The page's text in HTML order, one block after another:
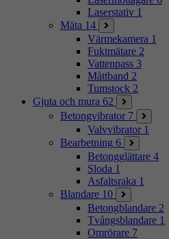
Laserstativ 1
Mäta 14
Värmekamera 1
Fuktmätare 2
Vattenpass 3
Måttband 2
Tumstock 2
Gjuta och mura 62
Betongvibrator 7
Valvvibrator 1
Bearbetning 6
Betongglättare 4
Sloda 1
Asfaltsraka 1
Blandare 10
Betongblandare 2
Tvångsblandare 1
Omrörare 7